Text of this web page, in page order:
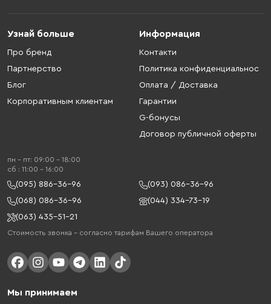
Узнай больше
Про бренд
Партнерство
Блог
Корпоративным клиентам
Информация
Контакти
Политика конфиденциальнос
Оплата / Доставка
Гарантии
G-бонусы
Договор публичной оферты
пн - пт: 09:00 - 18:00
cб : 11:00 - 16:00
(095) 886-36-96
(093) 086-36-96
(068) 086-36-96
(044) 334-73-19
(063) 435-51-21
Стоимость звонка – согласно тарифам Вашего оператора
Мы принимаем